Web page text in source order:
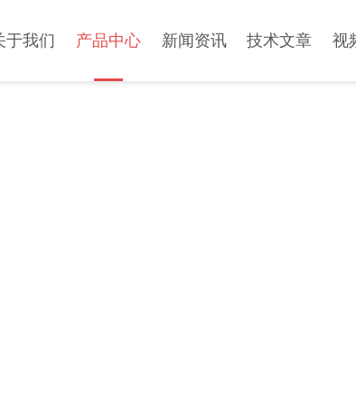
于我们 产品中心 新闻资讯 技术文章 视